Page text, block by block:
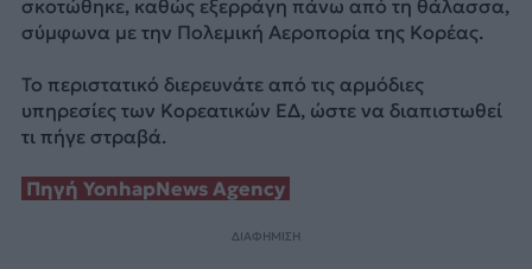
σκοτώθηκε, καθώς εξερράγη πάνω από τη θάλασσα,
σύμφωνα με την Πολεμική Αεροπορία της Κορέας.
Το περιστατικό διερευνάτε από τις αρμόδιες
υπηρεσίες των Κορεατικών ΕΔ, ώστε να διαπιστωθεί
τι πήγε στραβά.
Πηγή YonhapNews Agency
ΔΙΑΦΗΜΙΣΗ